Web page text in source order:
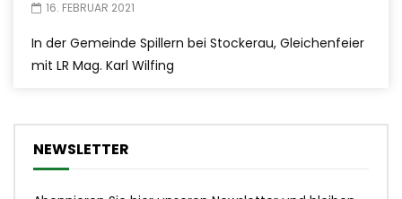
16. FEBRUAR 2021
In der Gemeinde Spillern bei Stockerau, Gleichenfeier
mit LR Mag. Karl Wilfing
NEWSLETTER